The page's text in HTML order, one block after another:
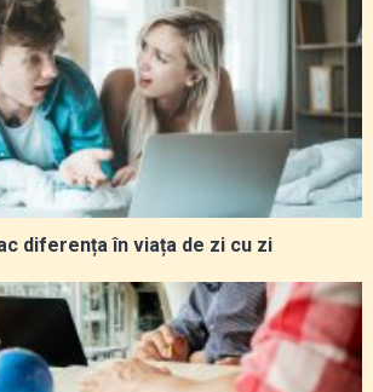
diferența în viața de zi cu zi